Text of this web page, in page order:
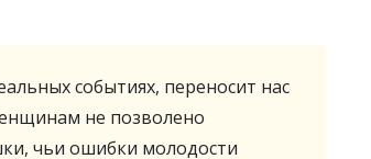
событиях, переносит нас
не позволено
чьи ошибки молодости